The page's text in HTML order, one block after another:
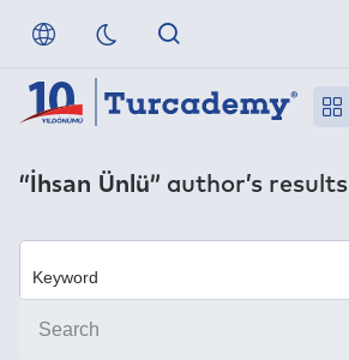
Off-Campus Access
“İhsan Ünlü” author’s results